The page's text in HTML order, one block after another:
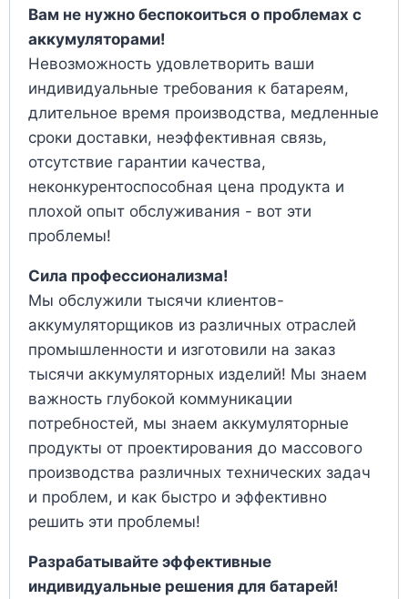
Вам не нужно беспокоиться о проблемах с
аккумуляторами!
Невозможность удовлетворить ваши
индивидуальные требования к батареям,
длительное время производства, медленные
сроки доставки, неэффективная связь,
отсутствие гарантии качества,
неконкурентоспособная цена продукта и
плохой опыт обслуживания - вот эти
проблемы!
Сила профессионализма!
Мы обслужили тысячи клиентов-
аккумуляторщиков из различных отраслей
промышленности и изготовили на заказ
тысячи аккумуляторных изделий! Мы знаем
важность глубокой коммуникации
потребностей, мы знаем аккумуляторные
продукты от проектирования до массового
производства различных технических задач
и проблем, и как быстро и эффективно
решить эти проблемы!
Разрабатывайте эффективные
индивидуальные решения для батарей!